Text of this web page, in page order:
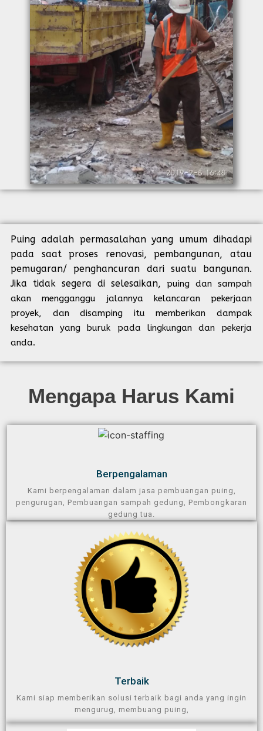
Puing adalah permasalahan yang umum dihadapi
pada saat proses renovasi, pembangunan, atau
pemugaran/ penghancuran dari suatu bangunan.
Jika tidak segera di selesaikan, puing dan sampah
akan mengganggu jalannya kelancaran pekerjaan
proyek, dan disamping itu memberikan dampak
kesehatan yang buruk pada lingkungan dan pekerja
anda.
Mengapa Harus Kami​
Berpengalaman​
Kami berpengalaman dalam jasa pembuangan puing,
pengurugan, Pembuangan sampah gedung, Pembongkaran
gedung tua.
Terbaik
Kami siap memberikan solusi terbaik bagi anda yang ingin
mengurug, membuang puing,